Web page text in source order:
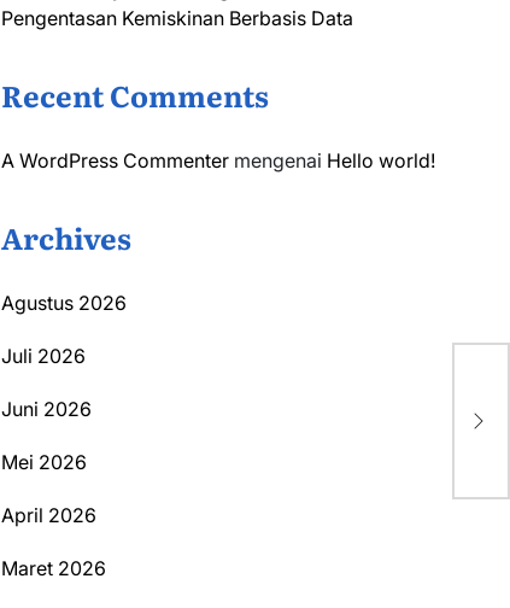
Pengentasan Kemiskinan Berbasis Data
Recent Comments
A WordPress Commenter mengenai Hello world!
Archives
Agustus 2026
Juli 2026
Juni 2026
Mei 2026
April 2026
Maret 2026